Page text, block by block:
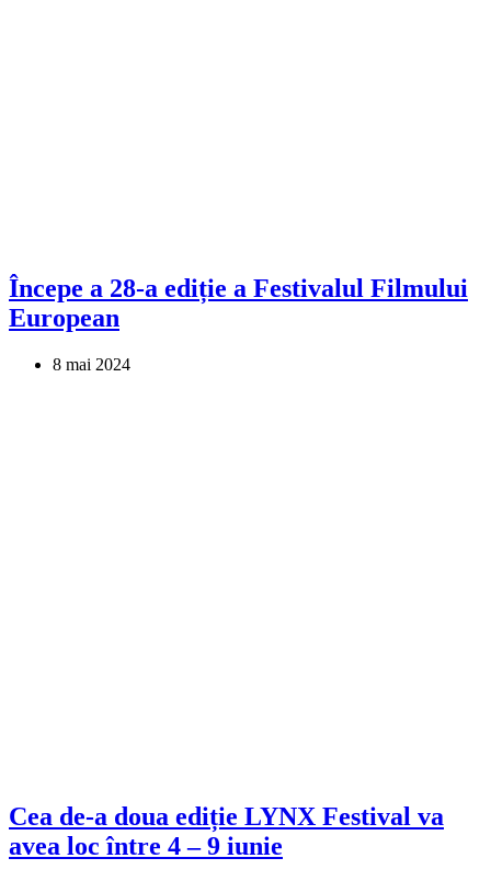
Începe a 28-a ediție a Festivalul Filmului
European
8 mai 2024
Cea de-a doua ediție LYNX Festival va
avea loc între 4 – 9 iunie